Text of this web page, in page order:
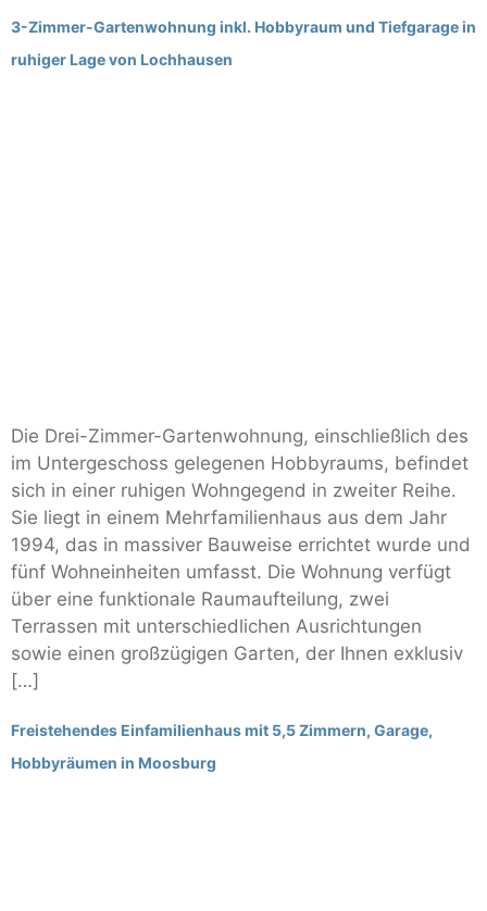
3-Zimmer-Gartenwohnung inkl. Hobbyraum und Tiefgarage in
ruhiger Lage von Lochhausen
Die Drei-Zimmer-Gartenwohnung, einschließlich des
im Untergeschoss gelegenen Hobbyraums, befindet
sich in einer ruhigen Wohngegend in zweiter Reihe.
Sie liegt in einem Mehrfamilienhaus aus dem Jahr
1994, das in massiver Bauweise errichtet wurde und
fünf Wohneinheiten umfasst. Die Wohnung verfügt
über eine funktionale Raumaufteilung, zwei
Terrassen mit unterschiedlichen Ausrichtungen
sowie einen großzügigen Garten, der Ihnen exklusiv
[…]
Freistehendes Einfamilienhaus mit 5,5 Zimmern, Garage,
Hobbyräumen in Moosburg